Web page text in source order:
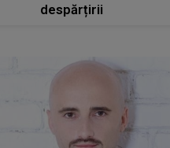
despărțirii